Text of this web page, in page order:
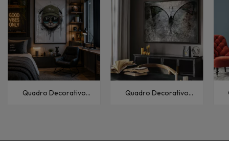
Quadro Decorativo
Quadro Decorativo